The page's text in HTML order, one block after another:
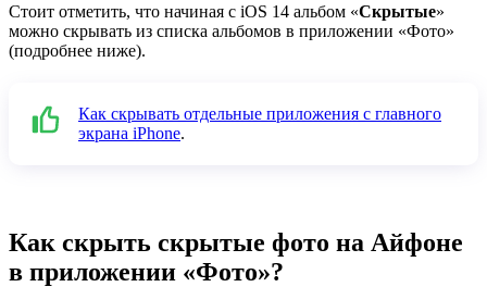
Стоит отметить, что начиная с iOS 14 альбом «Скрытые»
можно скрывать из списка альбомов в приложении «Фото»
(подробнее ниже).
Как скрывать отдельные приложения с главного
экрана iPhone.
Как скрыть скрытые фото на Айфоне
в приложении «Фото»?